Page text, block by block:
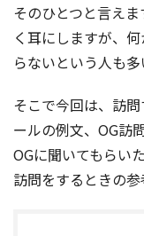
そのひとつと言え
く耳にしますが、
らないという人も
そこで今回は、訪
ールの例文、OG訪
OGに聞いてもらい
訪問をするときの参